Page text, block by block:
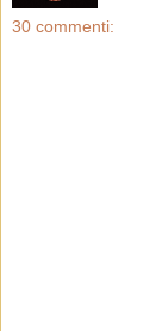
30 commenti: